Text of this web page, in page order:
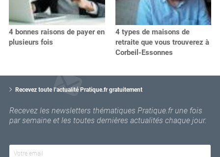
4 bonnes raisons de payer en
plusieurs fois
4 types de maisons de
retraite que vous trouverez à
Corbeil-Essonnes
Recevez toute l’actualité Pratique.fr gratuitement
Recevez les newsletters thématiques Pratique.fr une fois
par semaine et les toutes dernières actualités chaque jour.
o
r
e
e